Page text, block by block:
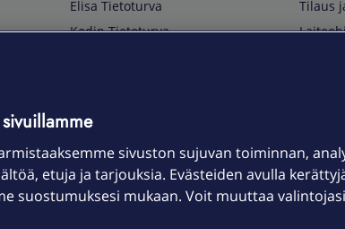
Elisa Tietoturva
Kodin Tietoturva
Elisa Kotiverkko
Elisa Pilvilinna
Elisa Laiteturva
Elisa Rinnakkaisliittymät
Tilaus
sivuston sujuvan toiminnan,
etuja ja tarjouksia. Evästeiden avulla
suostumuksesi mukaan. Voit muuttaa